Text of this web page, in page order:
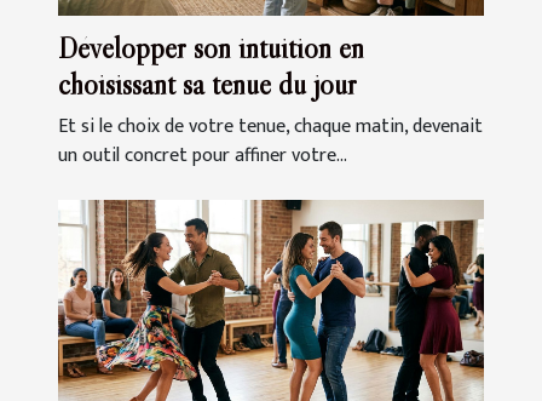
Développer son intuition en
choisissant sa tenue du jour
Et si le choix de votre tenue, chaque matin, devenait
un outil concret pour affiner votre...